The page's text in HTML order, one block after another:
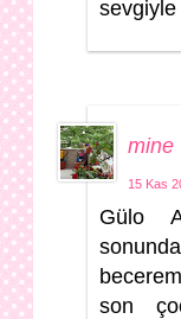
mine
15 Kas
Gülo
son